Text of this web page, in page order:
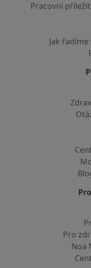
Pracovní
Jak
Pro
Noa